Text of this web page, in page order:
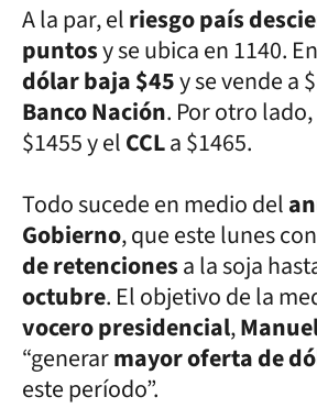
A la par, elriesgo país
puntosy se ubica en 1140.
dólar baja $45y se vende a
Banco Nación. Por otro
$1455 y elCCLa $1465.
Todo sucede en medio del
Gobierno, que este lunes
de retencionesa la soja
octubre. El objetivo de la
vocero presidencial,
“generarmayor oferta de
este período”.